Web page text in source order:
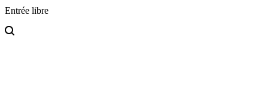
Entrée libre